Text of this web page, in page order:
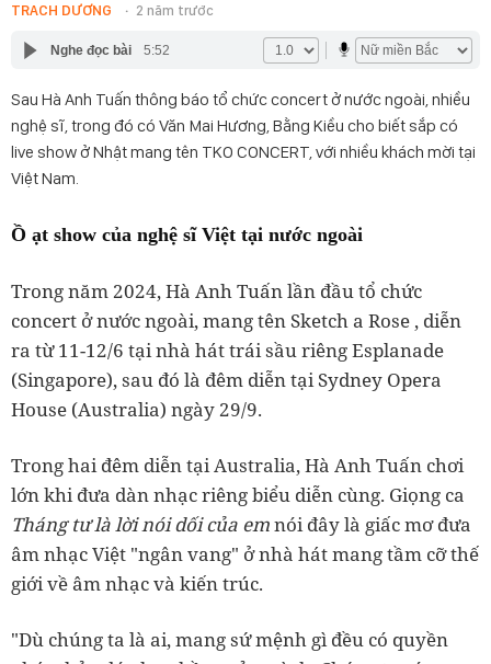
TRACH DƯƠNG 2 năm trước
Nghe đọc bài 5:52
Sau Hà Anh Tuấn thông báo tổ chức concert ở nước ngoài, nhiều
nghệ sĩ, trong đó có Văn Mai Hương, Bằng Kiều cho biết sắp có
live show ở Nhật mang tên TKO CONCERT, với nhiều khách mời tại
Việt Nam.
Ồ ạt show của nghệ sĩ Việt tại nước ngoài
Trong năm 2024, Hà Anh Tuấn lần đầu tổ chức
concert ở nước ngoài, mang tên Sketch a Rose , diễn
ra từ 11-12/6 tại nhà hát trái sầu riêng Esplanade
(Singapore), sau đó là đêm diễn tại Sydney Opera
House (Australia) ngày 29/9.
Trong hai đêm diễn tại Australia, Hà Anh Tuấn chơi
lớn khi đưa dàn nhạc riêng biểu diễn cùng. Giọng ca
Tháng tư là lời nói dối của emnói đây là giấc mơ đưa
âm nhạc Việt "ngân vang" ở nhà hát mang tầm cỡ thế
giới về âm nhạc và kiến trúc.
"Dù chúng ta là ai, mang sứ mệnh gì đều có quyền